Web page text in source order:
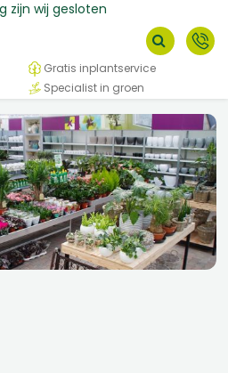
zijn wij gesloten
Gratis inplantservice
Specialist in groen